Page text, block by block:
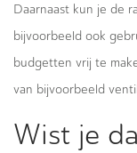
Daarnaast kun je de
bijvoorbeeld ook
budgetten vrij te
van bijvoorbeeld
Wist je